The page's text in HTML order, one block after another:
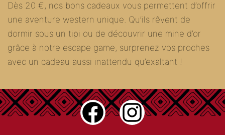
Dès 20 €, nos bons cadeaux vous permettent d’offrir
une aventure western unique. Qu’ils rêvent de
dormir sous un tipi ou de découvrir une mine d’or
grâce à notre escape game, surprenez vos proches
avec un cadeau aussi inattendu qu’exaltant !
Facebook Instagram